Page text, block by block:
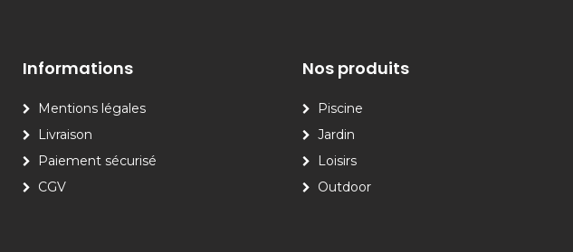
Informations
Mentions légales
Livraison
Paiement sécurisé
CGV
Nos produits
Piscine
Jardin
Loisirs
Outdoor